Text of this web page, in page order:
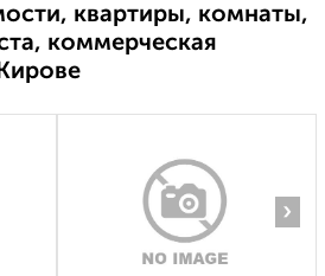
квартиры, комнаты,
коммерческая
›